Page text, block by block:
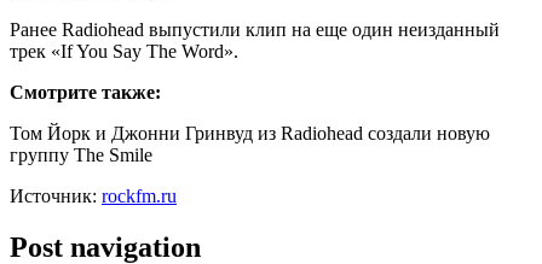
Ранее Radiohead выпустили клип на еще один неизданный
трек «If You Say The Word».
Смотрите также:
Том Йорк и Джонни Гринвуд из Radiohead создали новую
группу The Smile
Источник: rockfm.ru
Post navigation